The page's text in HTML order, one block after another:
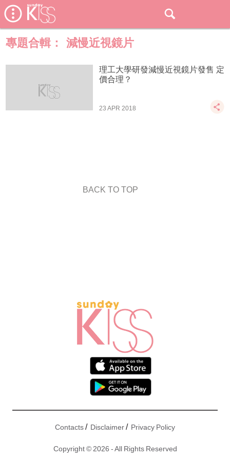
專題合輯： 減慢近視鏡片
理工大學研發減慢近視鏡片發售 定
價合理？
23 APR 2018
BACK TO TOP
Contacts/ Disclaimer/ Privacy Policy
Copyright © 2026 - All Rights Reserved